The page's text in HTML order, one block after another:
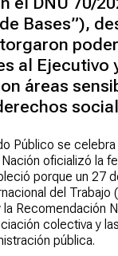
Bases”),
al Ejecutivo
áreas
Público se
oficializó la
porque un 27
del Trabajo
Recomendación
colectiva y
pública.